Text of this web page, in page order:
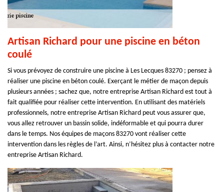
Artisan Richard pour une piscine en béton
coulé
Si vous prévoyez de construire une piscine à Les Lecques 83270 ; pensez à
réaliser une piscine en béton coulé. Exerçant le métier de maçon depuis
plusieurs années ; sachez que, notre entreprise Artisan Richard est tout à
fait qualifiée pour réaliser cette intervention. En utilisant des matériels
professionnels, notre entreprise Artisan Richard peut vous assurer que,
vous allez retrouver un bassin solide, indéformable et qui pourra durer
dans le temps. Nos équipes de maçons 83270 vont réaliser cette
intervention dans les règles de l’art. Ainsi, n’hésitez plus à contacter notre
entreprise Artisan Richard.